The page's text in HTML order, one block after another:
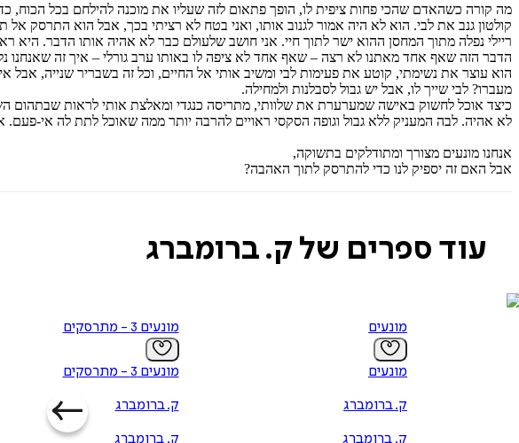
מה קורה כשהאדם שהכי פחות ציפית לו, הופך פתאום לזה שעליו את מוכנה להילחם בכל הכוח,
קולטון גנב את לבי. הוא לא היה אמור לגנוב אותו, ואני בטח לא רציתי בכך, אבל הוא התרסק
ריילי נפלה מתוך המחסן ההוא ישר לתוך חיי. אני חושב שלעולם כבר לא אהיה אותו הדבר. היא
הדבר הזה שאף אחד מאתנו לא רצה – שאף אחד לא ציפה לו באותו ערב גורלי – איך זה שאנחנו
הוא עוצר את נשימתי, קוטע את פעימות לבי ומשיב אותי אל החיים, וכל זה בשבריר שנייה,
מעברו? לבי שייך לו, אבל יש גבול לסבלנות ולמחילה.
כיצד אוכל לחשוק באישה שמערערת את שלוותי, מתריסה כנגדי ומאלצת אותי לראות
לא אהיה. לבה המעניק ללא גבול וגופה הסקסי ראויים להרבה יותר ממה שאוכל לתת לה אי-פעם.
אנחנו מונעים מצורך ומתודלקים בתשוקה,
אבל האם זה יספיק לנו כדי להתרסק לתוך האהבה?
עוד ספרים של ק. ברומברג
מונעים
מונעים
ק. ברומברג
ק. ברומברג
מונעים 3 - מתרסקים
מונעים 3 - מתרסקים
ק. ברומברג
ק. ברומברג